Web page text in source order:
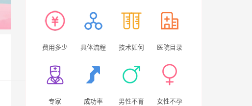
费用多少 具体流程 技术如何 医院目录
专家 成功率 男性不育 女性不孕